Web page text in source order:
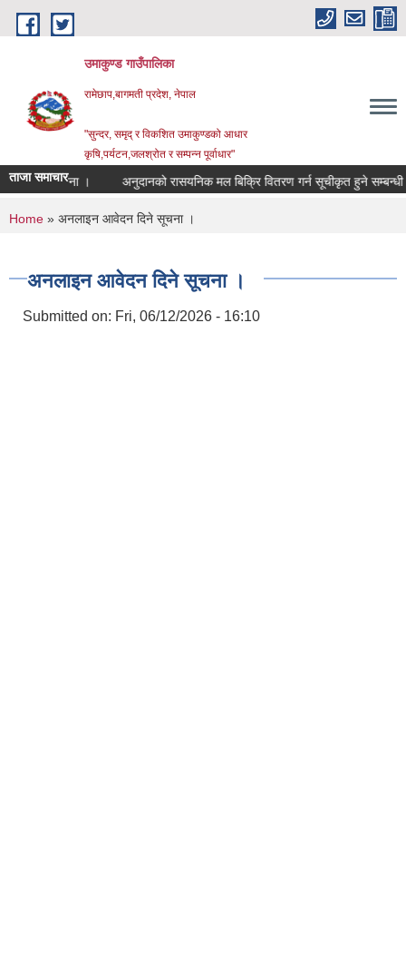
Skip to main content
उमाकुण्ड गाउँपालिका
रामेछाप,बागमती प्रदेश, नेपाल
"सुन्दर, समृद् र विकशित उमाकुण्डको आधार
कृषि,पर्यटन,जलश्रोत र सम्पन्न पूर्वाधार"
ताजा समाचार
सूचना । अनुदानको रासयनिक मल बिक्रि वितरण गर्न सूचीकृत हुने सम्बन्धी
You are here
Home » अनलाइन आवेदन दिने सूचना ।
अनलाइन आवेदन दिने सूचना ।
Submitted on: Fri, 06/12/2026 - 16:10